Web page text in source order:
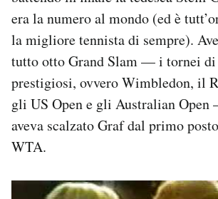
era la numero al mondo (ed è
la migliore tennista di sempre).
tutto otto Grand Slam — i tornei
prestigiosi, ovvero Wimbledon, il
gli US Open e gli Australian Open
aveva scalzato Graf dal primo
WTA.